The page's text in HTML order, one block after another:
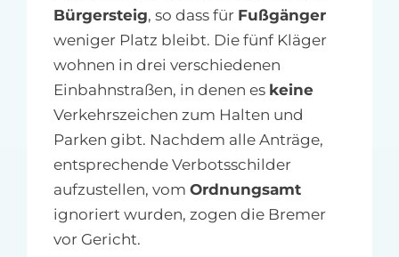
Bürgersteig, so dass für Fußgänger
weniger Platz bleibt. Die fünf Kläger
wohnen in drei verschiedenen
Einbahnstraßen, in denen es keine
Verkehrszeichen zum Halten und
Parken gibt. Nachdem alle Anträge,
entsprechende Verbotsschilder
aufzustellen, vom Ordnungsamt
ignoriert wurden, zogen die Bremer
vor Gericht.